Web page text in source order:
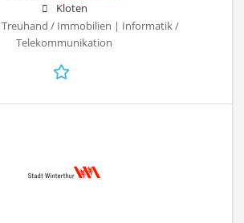
Kloten
Treuhand / Immobilien | Informatik /
Telekommunikation